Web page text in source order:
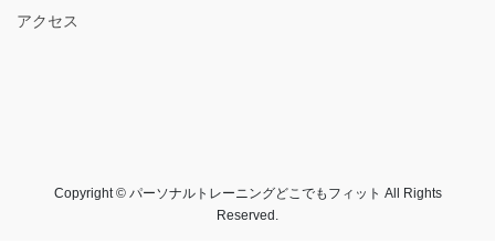
アクセス
Copyright © パーソナルトレーニングどこでもフィット All Rights
Reserved.